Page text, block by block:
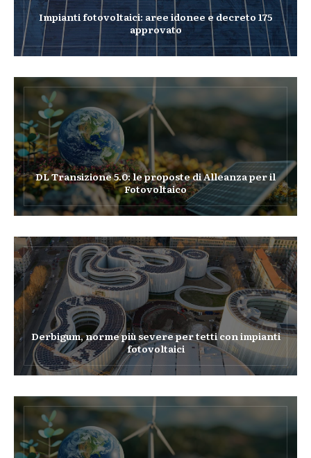
Impianti fotovoltaici: aree idonee e decreto 175
approvato
DL Transizione 5.0: le proposte di Alleanza per il
Fotovoltaico
Derbigum, norme più severe per tetti con impianti
fotovoltaici